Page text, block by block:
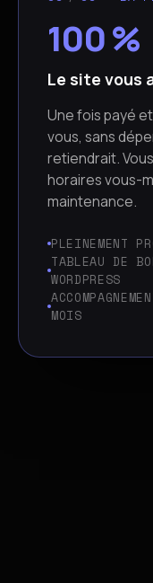
100 %
Le site vous
Une fois payé
vous, sans
retiendrait.
horaires vous-
maintenance.
PLEINEMENT
TABLEAU DE
WORDPRESS
MOIS